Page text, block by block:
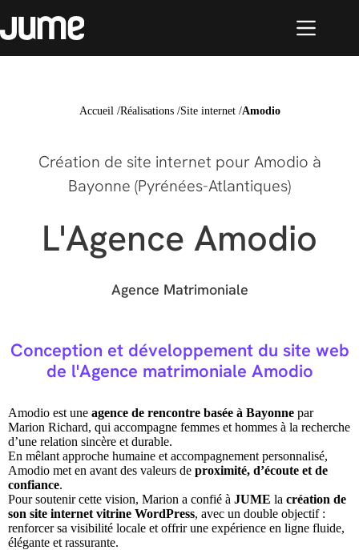
Accueil /Réalisations/Site internet/Amodio
Création de site internet pour Amodio à
Bayonne (Pyrénées-Atlantiques)
L'Agence Amodio
Agence Matrimoniale
Conception et développement du site web
de l'Agence matrimoniale Amodio
Amodio est une agence de rencontre basée à Bayonne par
Marion Richard, qui accompagne femmes et hommes à la recherche
d’une relation sincère et durable.
En mêlant approche humaine et accompagnement personnalisé,
Amodio met en avant des valeurs de proximité, d’écoute et de
confiance.
Pour soutenir cette vision, Marion a confié à JUME la création de
son site internet vitrine WordPress, avec un double objectif :
renforcer sa visibilité locale et offrir une expérience en ligne fluide,
élégante et rassurante.